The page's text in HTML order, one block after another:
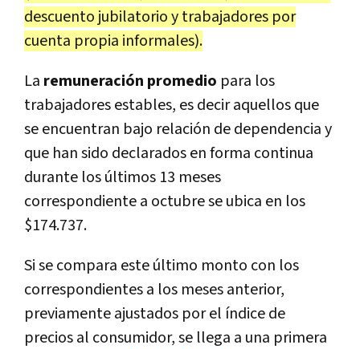
descuento jubilatorio y trabajadores por
cuenta propia informales).
La remuneración promedio para los
trabajadores estables, es decir aquellos que
se encuentran bajo relación de dependencia y
que han sido declarados en forma continua
durante los últimos 13 meses
correspondiente a octubre se ubica en los
$174.737.
Si se compara este último monto con los
correspondientes a los meses anterior,
previamente ajustados por el índice de
precios al consumidor, se llega a una primera